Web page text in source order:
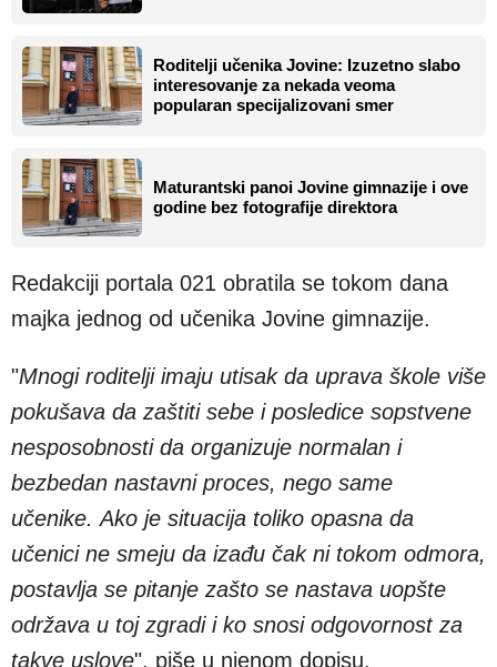
Roditelji učenika Jovine: Izuzetno slabo
interesovanje za nekada veoma
popularan specijalizovani smer
Maturantski panoi Jovine gimnazije i ove
godine bez fotografije direktora
Redakciji portala 021 obratila se tokom dana
majka jednog od učenika Jovine gimnazije.
"Mnogi roditelji imaju utisak da uprava škole više
pokušava da zaštiti sebe i posledice sopstvene
nesposobnosti da organizuje normalan i
bezbedan nastavni proces, nego same
učenike. Ako je situacija toliko opasna da
učenici ne smeju da izađu čak ni tokom odmora,
postavlja se pitanje zašto se nastava uopšte
održava u toj zgradi i ko snosi odgovornost za
takve uslove". piše u njenom dopisu.